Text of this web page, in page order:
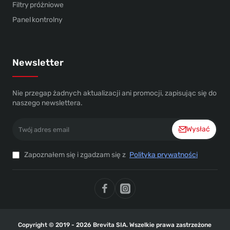
Filtry próżniowe
Panel kontrolny
Newsletter
Nie przegap żadnych aktualizacji ani promocji, zapisując się do
naszego newslettera.
adres
Wysłać
Zapoznałem się i zgadzam się z Polityka prywatności
Copyright © 2019 - 2026 Brevita SIA. Wszelkie prawa zastrzeżone